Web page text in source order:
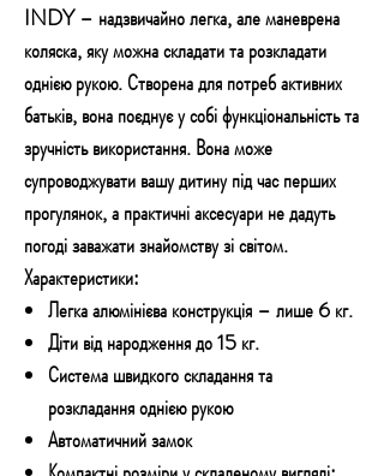
INDY – надзвичайно легка, але маневрена
коляска, яку можна складати та розкладати
однією рукою. Створена для потреб активних
батьків, вона поєднує у собі функціональність та
зручність використання. Вона може
супроводжувати вашу дитину під час перших
прогулянок, а практичні аксесуари не дадуть
погоді заважати знайомству зі світом.
Характеристики:
Легка алюмінієва конструкція – лише 6 кг.
Діти від народження до 15 кг.
Система швидкого складання та
розкладання однією рукою
Автоматичний замок